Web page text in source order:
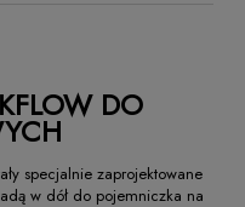
DO
specjalnie zaprojektowane
w dół do pojemniczka na